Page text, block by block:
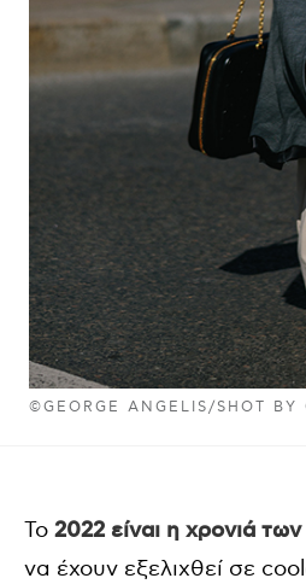
©GEORGE ANGELIS/SHOT BY
Το 2022 είναι η χρονιά των
να έχουν εξελιχθεί σε